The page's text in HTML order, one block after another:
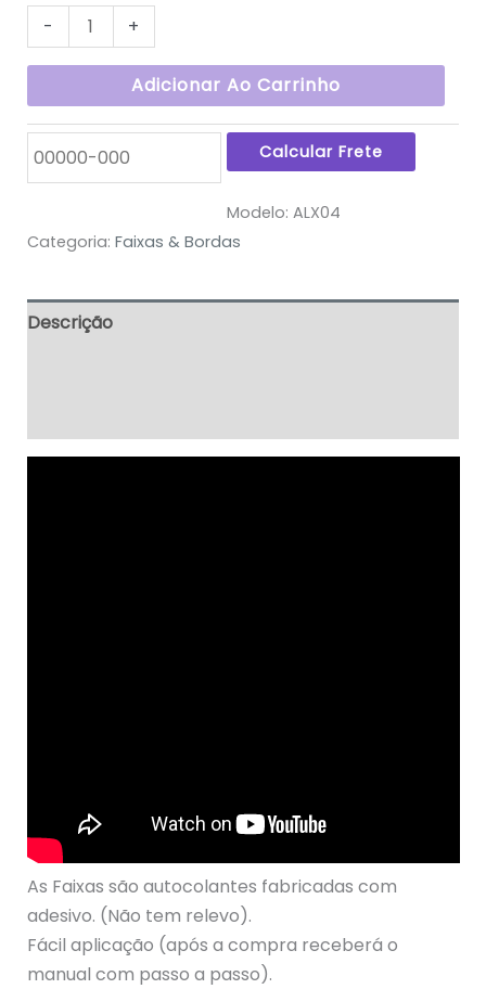
- +
Adicionar Ao Carrinho
Modelo:ALX04
Categoria: Faixas & Bordas
Descrição
As Faixas são autocolantes fabricadas com
adesivo. (Não tem relevo).
Fácil aplicação (após a compra receberá o
manual com passo a passo).